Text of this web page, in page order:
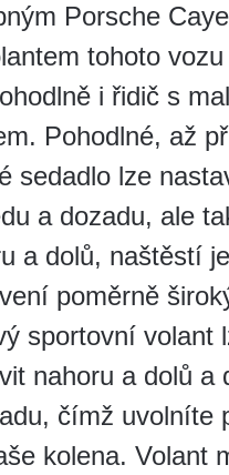
Porsche
tohoto
i řidič s
Pohodlné, až
sedadlo lze
a dozadu, ale
a dolů, naštěstí
poměrně
sportovní volant
nahoru a dolů a
čímž uvolníte
kolena. Volant